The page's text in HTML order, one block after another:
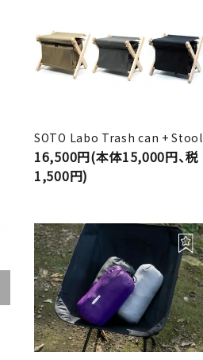
SOTO Labo Trash can + Stool
16,500円(本体15,000円、税
1,500円)